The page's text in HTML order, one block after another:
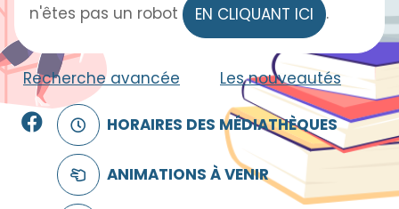
FacebookHORAIRES DES MÉDIATHÈQUES
ANIMATIONS À VENIR
n'êtes pas un robot
EN CLIQUANT ICI .
Recherche avancée Les nouveautés